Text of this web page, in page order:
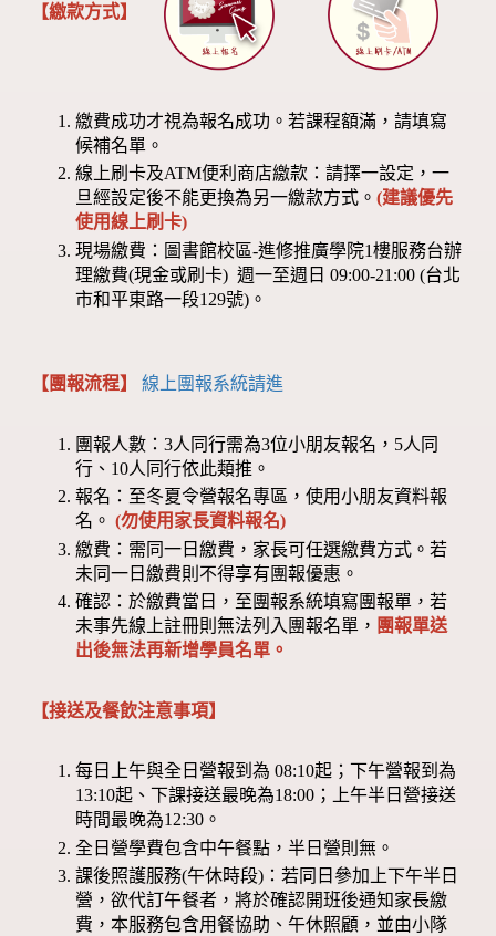
【繳款方式】
繳費成功才視為報名成功。若課程額滿，請填寫
候補名單。
線上刷卡及ATM便利商店繳款：請擇一設定，一
旦經設定後不能更換為另一繳款方式。(建議優先
使用線上刷卡)
現場繳費：圖書館校區-進修推廣學院1樓服務台辦
理繳費(現金或刷卡) 週一至週日 09:00-21:00 (台北
市和平東路一段129號)。
【團報流程】線上團報系統請進
團報人數：3人同行需為3位小朋友報名，5人同
行、10人同行依此類推。
報名：至冬夏令營報名專區，使用小朋友資料報
名。 (勿使用家長資料報名)
繳費：需同一日繳費，家長可任選繳費方式。若
未同一日繳費則不得享有團報優惠。
確認：於繳費當日，至團報系統填寫團報單，若
未事先線上註冊則無法列入團報名單， 團報單送
出後無法再新增學員名單。
【接送及餐飲注意事項】
每日上午與全日營報到為 08:10起；下午營報到為
13:10起、下課接送最晚為18:00；上午半日營接送
時間最晚為12:30。
全日營學費包含中午餐點，半日營則無。
課後照護服務(午休時段)：若同日參加上下午半日
營，欲代訂午餐者，將於確認開班後通知家長繳
費，本服務包含用餐協助、午休照顧，並由小隊